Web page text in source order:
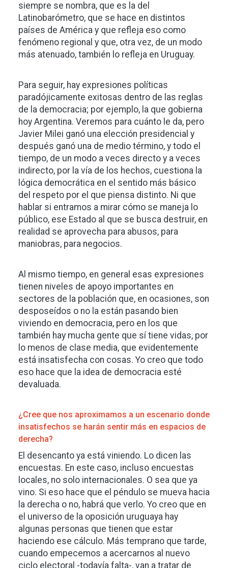
siempre se nombra, que es la del
Latinobarómetro, que se hace en distintos
países de América y que refleja eso como
fenómeno regional y que, otra vez, de un modo
más atenuado, también lo refleja en Uruguay.
Para seguir, hay expresiones políticas
paradójicamente exitosas dentro de las reglas
de la democracia; por ejemplo, la que gobierna
hoy Argentina. Veremos para cuánto le da, pero
Javier Milei ganó una elección presidencial y
después ganó una de medio término, y todo el
tiempo, de un modo a veces directo y a veces
indirecto, por la vía de los hechos, cuestiona la
lógica democrática en el sentido más básico
del respeto por el que piensa distinto. Ni que
hablar si entramos a mirar cómo se maneja lo
público, ese Estado al que se busca destruir, en
realidad se aprovecha para abusos, para
maniobras, para negocios.
Al mismo tiempo, en general esas expresiones
tienen niveles de apoyo importantes en
sectores de la población que, en ocasiones, son
desposeídos o no la están pasando bien
viviendo en democracia, pero en los que
también hay mucha gente que sí tiene vidas, por
lo menos de clase media, que evidentemente
está insatisfecha con cosas. Yo creo que todo
eso hace que la idea de democracia esté
devaluada.
¿Cree que nos aproximamos a un escenario donde
insatisfechos se harán sentir más en espacios de
derecha?
El desencanto ya está viniendo. Lo dicen las
encuestas. En este caso, incluso encuestas
locales, no solo internacionales. O sea que ya
vino. Si eso hace que el péndulo se mueva hacia
la derecha o no, habrá que verlo. Yo creo que en
el universo de la oposición uruguaya hay
algunas personas que tienen que estar
haciendo ese cálculo. Más temprano que tarde,
cuando empecemos a acercarnos al nuevo
ciclo electoral -todavía falta-, van a tratar de